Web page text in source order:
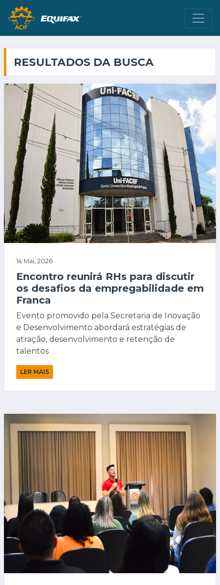
RESULTADOS DA BUSCA
14 Mai, 2026
Encontro reunirá RHs para discutir
os desafios da empregabilidade em
Franca
Evento promovido pela Secretaria de Inovação
e Desenvolvimento abordará estratégias de
atração, desenvolvimento e retenção de
talentos
LER MAIS